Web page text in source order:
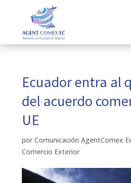
Ecuador entra al
del acuerdo
UE
por Comunicación AgentComex
Comercio Exterior